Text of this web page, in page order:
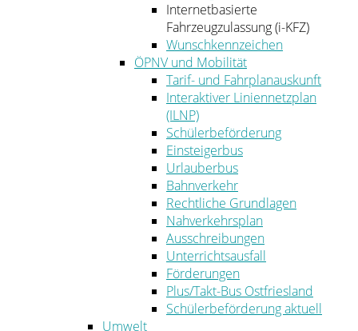
Internetbasierte
Fahrzeugzulassung (i-KFZ)
Wunschkennzeichen
ÖPNV und Mobilität
Tarif- und Fahrplanauskunft
Interaktiver Liniennetzplan
(ILNP)
Schülerbeförderung
Einsteigerbus
Urlauberbus
Bahnverkehr
Rechtliche Grundlagen
Nahverkehrsplan
Ausschreibungen
Unterrichtsausfall
Förderungen
Plus/Takt-Bus Ostfriesland
Schülerbeförderung aktuell
Umwelt